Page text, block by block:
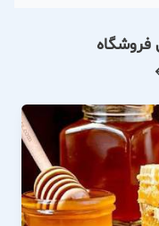
فروشگاه